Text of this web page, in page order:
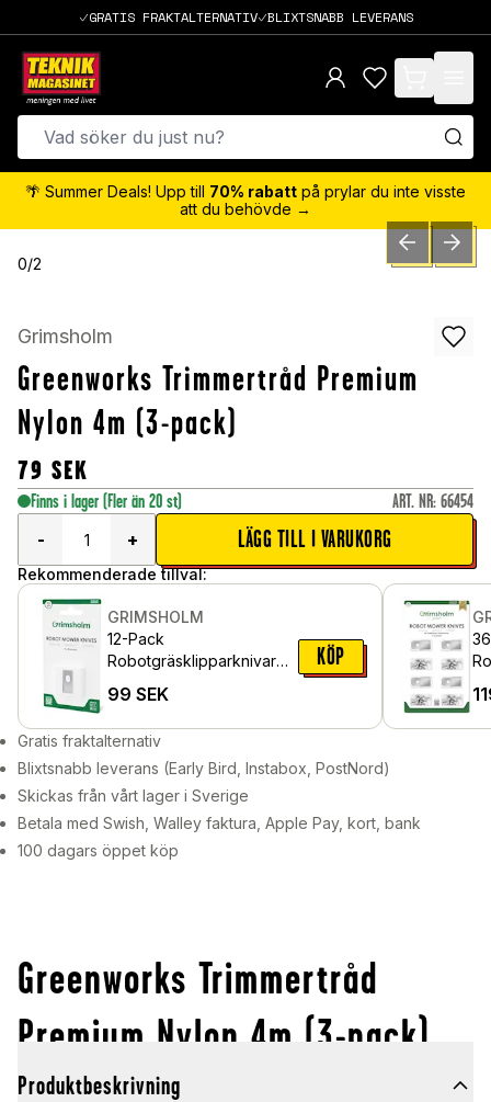
GRATIS FRAKTALTERNATIV BLIXTSNABB LEVERANS
items in cart,
🌴 Summer Deals! Upp till 70% rabatt på prylar du inte visste
att du behövde →
0/2 PREVIOUSNEXT
Grimsholm
Greenworks Trimmertråd Premium
Nylon 4m (3-pack)
79 SEK
Finns i lager (Fler än 20 st) ART. NR: 66454
-
+ LÄGG TILL I VARUKORG
Rekommenderade tillval:
GRIMSHOLM
12-Pack
Robotgräsklipparknivar
99 SEK
KÖP
Gratis fraktalternativ
Blixtsnabb leverans (Early Bird, Instabox, PostNord)
Skickas från vårt lager i Sverige
Betala med Swish, Walley faktura, Apple Pay, kort, bank
100 dagars öppet köp
Greenworks Trimmertråd
Premium Nylon 4m (3-pack)
Produktbeskrivning